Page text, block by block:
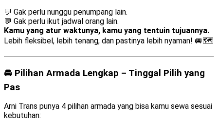
💬 Gak perlu nunggu penumpang lain.
💬 Gak perlu ikut jadwal orang lain.
Kamu yang atur waktunya, kamu yang tentuin tujuannya.
Lebih fleksibel, lebih tenang, dan pastinya lebih nyaman! 🚐🗺️
🚘 Pilihan Armada Lengkap – Tinggal Pilih yang
Pas
Arni Trans punya 4 pilihan armada yang bisa kamu sewa sesuai
kebutuhan: